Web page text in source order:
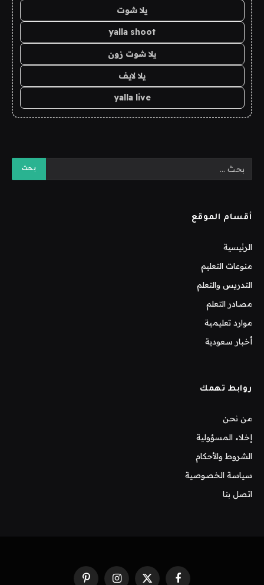
يلا شوت
yalla shoot
يلا شوت زون
يلا لايف
yalla live
أقسام الموقع
الرئيسية
منوعات التعليم
التدريس والتعلم
مصادر التعلم
موارد تعليمية
أخبار سعودية
روابط تهمك
من نحن
إخلاء المسؤولية
الشروط والأحكام
سياسة الخصوصية
اتصل بنا
فيسبوك X الانستغرامبينتيريست